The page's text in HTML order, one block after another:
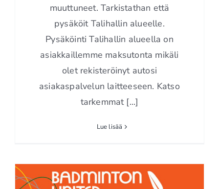
muuttuneet. Tarkistathan että
pysäköit Talihallin alueelle.
Pysäköinti Talihallin alueella on
asiakkaillemme maksutonta mikäli
olet rekisteröinyt autosi
asiakaspalvelun laitteeseen. Katso
tarkemmat [...]
Lue lisää